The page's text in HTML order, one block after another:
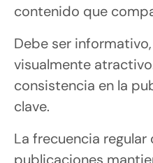
contenido que
Debe ser
visualmente
consistencia en la
clave.
La frecuencia regular
publicaciones